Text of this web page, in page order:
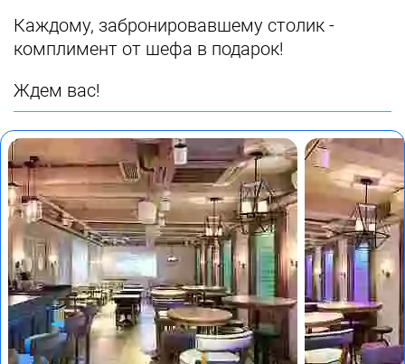
Каждому, забронировавшему столик -
комплимент от шефа в подарок!
Ждем вас!